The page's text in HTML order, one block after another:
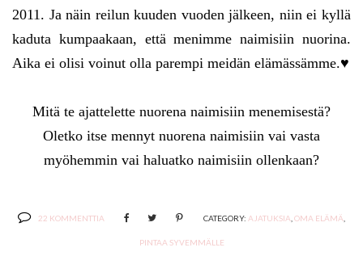
2011. Ja näin reilun kuuden vuoden jälkeen, niin ei kyllä
kaduta kumpaakaan, että menimme naimisiin nuorina.
Aika ei olisi voinut olla parempi meidän elämässämme.♥
Mitä te ajattelette nuorena naimisiin menemisestä?
Oletko itse mennyt nuorena naimisiin vai vasta
myöhemmin vai haluatko naimisiin ollenkaan?
22 KOMMENTTIA CATEGORY: AJATUKSIA OMA ELÄMÄ
PINTAA SYVEMMÄLLE